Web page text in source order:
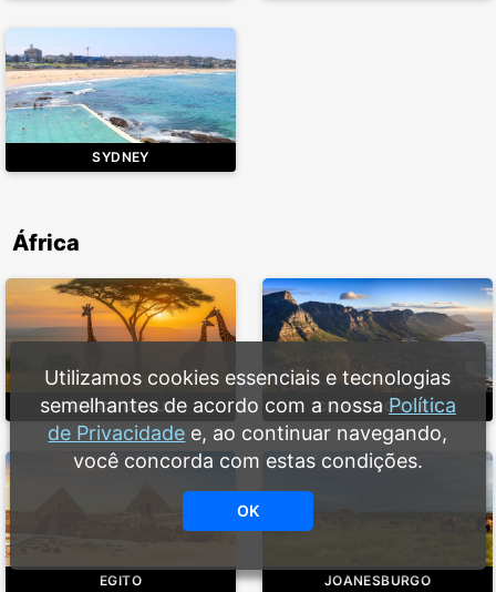
SYDNEY
África
ÁFRICA DO SUL CIDADE DO CABO
EGITO JOANESBURGO
Utilizamos cookies essenciais e tecnologias
semelhantes de acordo com a nossaPolítica
de Privacidade e, ao continuar navegando,
você concorda com estas condições.
OK